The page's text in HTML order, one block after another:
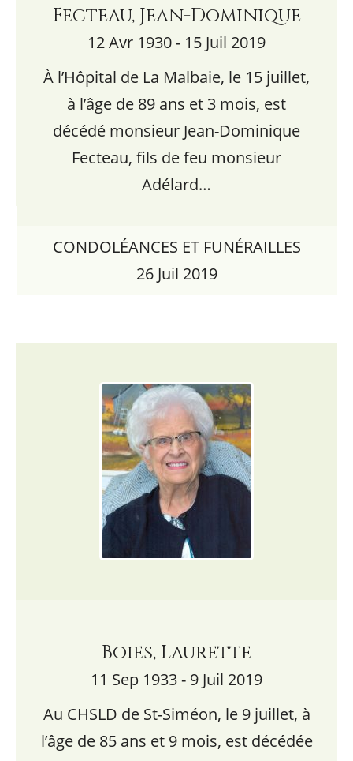
Fecteau, Jean-Dominique
12 Avr 1930 - 15 Juil 2019
À l’Hôpital de La Malbaie, le 15 juillet,
à l’âge de 89 ans et 3 mois, est
décédé monsieur Jean-Dominique
Fecteau, fils de feu monsieur
Adélard…
CONDOLÉANCES ET FUNÉRAILLES
26 Juil 2019
Boies, Laurette
11 Sep 1933 - 9 Juil 2019
Au CHSLD de St-Siméon, le 9 juillet, à
l’âge de 85 ans et 9 mois, est décédée